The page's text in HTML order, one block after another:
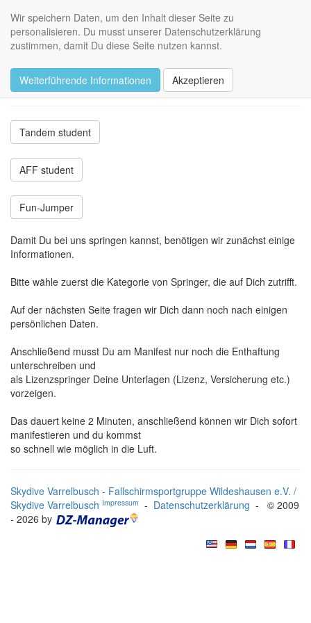
Skydive Varrelbusch
Wir speichern Daten, um den Inhalt dieser Seite zu
personalisieren. Du musst unserer Datenschutzerklärung
zustimmen, damit Du diese Seite nutzen kannst.
Weiterführende Informationen Akzeptieren
Neues Konto
Neuen Springer anlegen
Tandem student
AFF student
Fun-Jumper
Damit Du bei uns springen kannst, benötigen wir zunächst einige
Informationen.
Bitte wähle zuerst die Kategorie von Springer, die auf Dich zutrifft.
Auf der nächsten Seite fragen wir Dich dann noch nach einigen
persönlichen Daten.
Anschließend musst Du am Manifest nur noch die Enthaftung
unterschreiben und
als Lizenzspringer Deine Unterlagen (Lizenz, Versicherung etc.)
vorzeigen.
Das dauert keine 2 Minuten, anschließend können wir Dich sofort
manifestieren und du kommst
so schnell wie möglich in die Luft.
Skydive Varrelbusch - Fallschirmsportgruppe Wildeshausen e.V. /
Skydive Varrelbusch Impressum - Datenschutzerklärung - © 2009
- 2026 by